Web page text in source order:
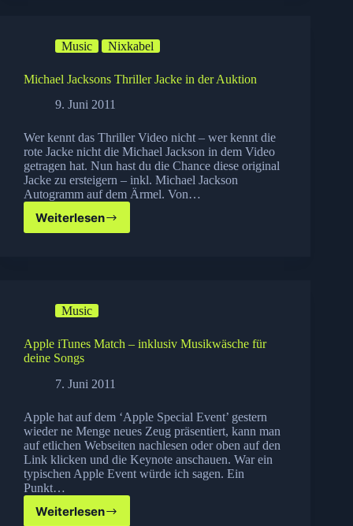
Music Nixkabel
Michael Jacksons Thriller Jacke in der Auktion
9. Juni 2011
Wer kennt das Thriller Video nicht – wer kennt die
rote Jacke nicht die Michael Jackson in dem Video
getragen hat. Nun hast du die Chance diese original
Jacke zu ersteigern – inkl. Michael Jackson
Autogramm auf dem Ärmel. Von…
Weiterlesen
Michael
Auktion
Music
Apple iTunes Match – inklusiv Musikwäsche für
deine Songs
7. Juni 2011
Apple hat auf dem ‘Apple Special Event’ gestern
wieder ne Menge neues Zeug präsentiert, kann man
auf etlichen Webseiten nachlesen oder oben auf den
Link klicken und die Keynote anschauen. War ein
typischen Apple Event würde ich sagen. Ein
Punkt…
Weiterlesen
Apple